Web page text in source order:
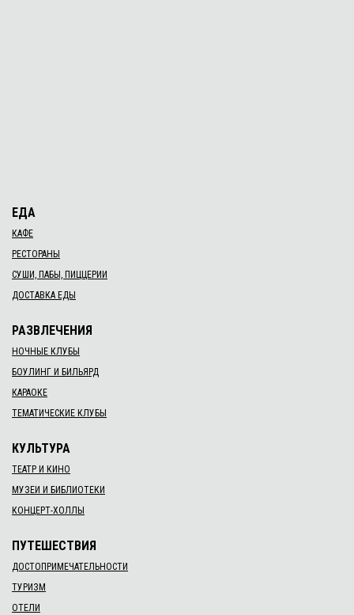
ЕДА
КАФЕ
РЕСТОРАНЫ
СУШИ, ПАБЫ, ПИЦЦЕРИИ
ДОСТАВКА ЕДЫ
РАЗВЛЕЧЕНИЯ
НОЧНЫЕ КЛУБЫ
БОУЛИНГ И БИЛЬЯРД
КАРАОКЕ
ТЕМАТИЧЕСКИЕ КЛУБЫ
КУЛЬТУРА
ТЕАТР И КИНО
МУЗЕИ И БИБЛИОТЕКИ
КОНЦЕРТ-ХОЛЛЫ
ПУТЕШЕСТВИЯ
ДОСТОПРИМЕЧАТЕЛЬНОСТИ
ТУРИЗМ
ОТЕЛИ